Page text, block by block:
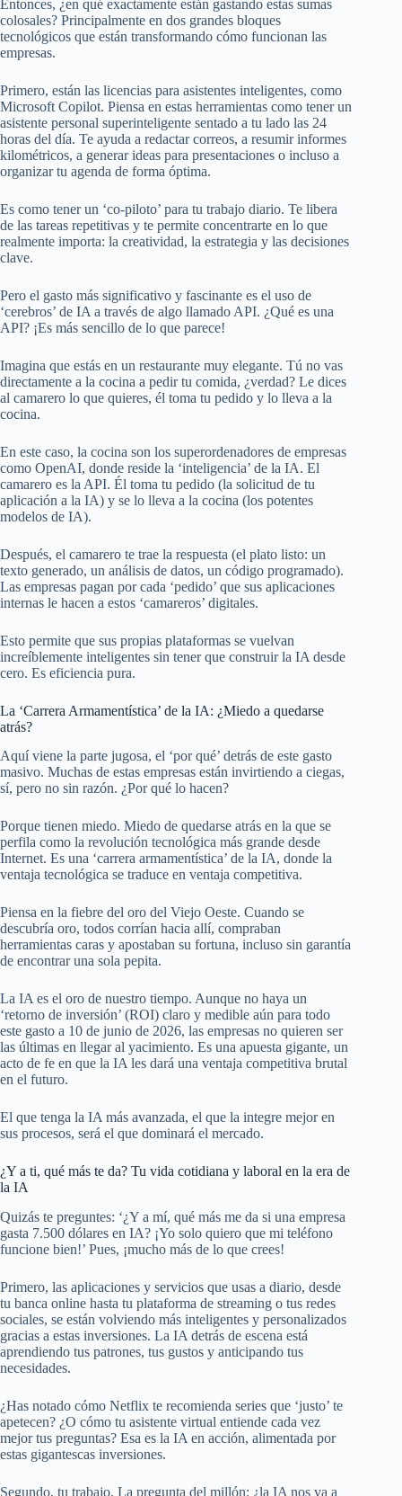
Entonces, ¿en qué exactamente están gastando estas sumas
colosales? Principalmente en dos grandes bloques
tecnológicos que están transformando cómo funcionan las
empresas.
Primero, están las licencias para asistentes inteligentes, como
Microsoft Copilot. Piensa en estas herramientas como tener un
asistente personal superinteligente sentado a tu lado las 24
horas del día. Te ayuda a redactar correos, a resumir informes
kilométricos, a generar ideas para presentaciones o incluso a
organizar tu agenda de forma óptima.
Es como tener un ‘co-piloto’ para tu trabajo diario. Te libera
de las tareas repetitivas y te permite concentrarte en lo que
realmente importa: la creatividad, la estrategia y las decisiones
clave.
Pero el gasto más significativo y fascinante es el uso de
‘cerebros’ de IA a través de algo llamado API. ¿Qué es una
API? ¡Es más sencillo de lo que parece!
Imagina que estás en un restaurante muy elegante. Tú no vas
directamente a la cocina a pedir tu comida, ¿verdad? Le dices
al camarero lo que quieres, él toma tu pedido y lo lleva a la
cocina.
En este caso, la cocina son los superordenadores de empresas
como OpenAI, donde reside la ‘inteligencia’ de la IA. El
camarero es la API. Él toma tu pedido (la solicitud de tu
aplicación a la IA) y se lo lleva a la cocina (los potentes
modelos de IA).
Después, el camarero te trae la respuesta (el plato listo: un
texto generado, un análisis de datos, un código programado).
Las empresas pagan por cada ‘pedido’ que sus aplicaciones
internas le hacen a estos ‘camareros’ digitales.
Esto permite que sus propias plataformas se vuelvan
increíblemente inteligentes sin tener que construir la IA desde
cero. Es eficiencia pura.
La ‘Carrera Armamentística’ de la IA: ¿Miedo a quedarse
atrás?
Aquí viene la parte jugosa, el ‘por qué’ detrás de este gasto
masivo. Muchas de estas empresas están invirtiendo a ciegas,
sí, pero no sin razón. ¿Por qué lo hacen?
Porque tienen miedo. Miedo de quedarse atrás en la que se
perfila como la revolución tecnológica más grande desde
Internet. Es una ‘carrera armamentística’ de la IA, donde la
ventaja tecnológica se traduce en ventaja competitiva.
Piensa en la fiebre del oro del Viejo Oeste. Cuando se
descubría oro, todos corrían hacia allí, compraban
herramientas caras y apostaban su fortuna, incluso sin garantía
de encontrar una sola pepita.
La IA es el oro de nuestro tiempo. Aunque no haya un
‘retorno de inversión’ (ROI) claro y medible aún para todo
este gasto a 10 de junio de 2026, las empresas no quieren ser
las últimas en llegar al yacimiento. Es una apuesta gigante, un
acto de fe en que la IA les dará una ventaja competitiva brutal
en el futuro.
El que tenga la IA más avanzada, el que la integre mejor en
sus procesos, será el que dominará el mercado.
¿Y a ti, qué más te da? Tu vida cotidiana y laboral en la era de
la IA
Quizás te preguntes: ‘¿Y a mí, qué más me da si una empresa
gasta 7.500 dólares en IA? ¡Yo solo quiero que mi teléfono
funcione bien!’ Pues, ¡mucho más de lo que crees!
Primero, las aplicaciones y servicios que usas a diario, desde
tu banca online hasta tu plataforma de streaming o tus redes
sociales, se están volviendo más inteligentes y personalizados
gracias a estas inversiones. La IA detrás de escena está
aprendiendo tus patrones, tus gustos y anticipando tus
necesidades.
¿Has notado cómo Netflix te recomienda series que ‘justo’ te
apetecen? ¿O cómo tu asistente virtual entiende cada vez
mejor tus preguntas? Esa es la IA en acción, alimentada por
estas gigantescas inversiones.
Segundo, tu trabajo. La pregunta del millón: ¿la IA nos va a